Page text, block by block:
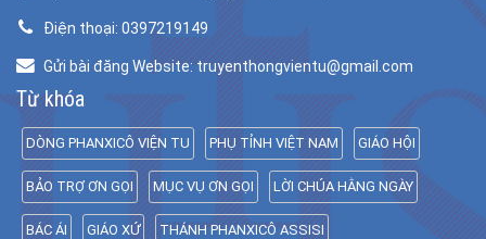
Điện thoại: 0397219149
Gửi bài đăng Website: truyenthongvientu@gmail.com
Từ khóa
DÒNG PHANXICÔ VIỆN TU PHỤ TỈNH VIỆT NAM GIÁO HỘI
BẢO TRỢ ƠN GỌI MỤC VỤ ƠN GỌI LỜI CHÚA HẰNG NGÀY
BÁC ÁI GIÁO XỨ THÁNH PHANXICÔ ASSISI